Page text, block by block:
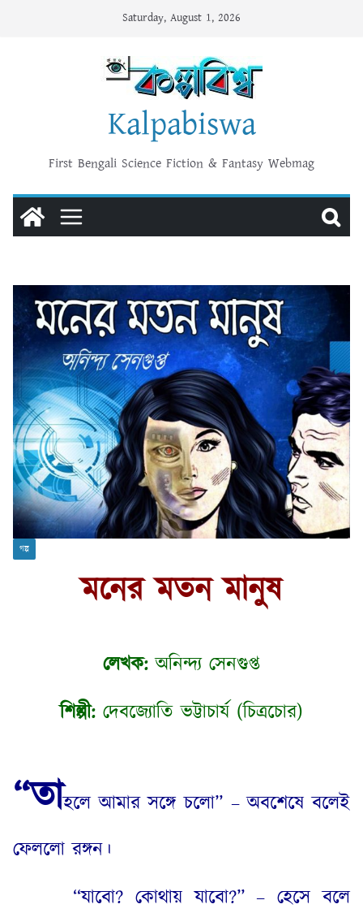
Saturday, August 1, 2026
Kalpabiswa
First Bengali Science Fiction & Fantasy Webmag
গল্প
মনের মতন মানুষ
লেখক: অনিন্দ্য সেনগুপ্ত
শিল্পী: দেবজ্যোতি ভট্টাচার্য (চিত্রচোর)
“তাহলে আমার সঙ্গে চলো” – অবশেষে বলেই
ফেললো রঙ্গন।
“যাবো? কোথায় যাবো?” –হেসে বলে